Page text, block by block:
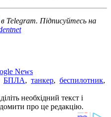
в Telegram. Підписуйтесь на
News
БПЛА, танкер, беспилотник,
необхідний текст і
про це редакцію.